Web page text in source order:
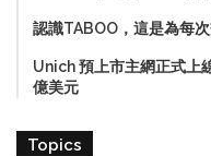
認識TABOO，這是為每
Unich 預上市主網正式上
億美元
Topics